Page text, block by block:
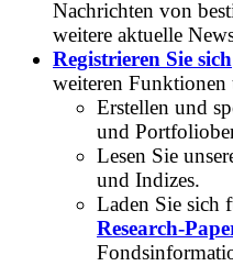
Nachrichten von
weitere aktuelle
Registrieren Sie sich
weiteren Funktionen
Erstellen und
und
Lesen Sie
und Indizes.
Laden Sie sich
Research-